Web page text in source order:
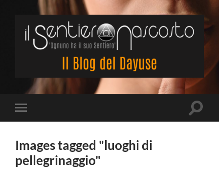
Nascosto
il
dispositivi
mobili
Images tagged "luoghi di
pellegrinaggio"